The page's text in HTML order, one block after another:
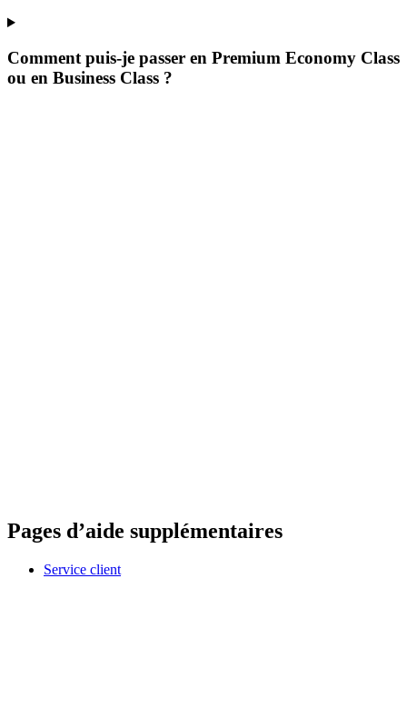
Comment puis-je passer en Premium Economy Class
ou en Business Class ?
Pages d’aide supplémentaires
Service client